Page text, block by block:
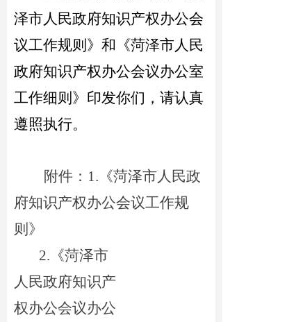
泽市人民政府知识产权办公会
议工作规则》和《菏泽市人民
政府知识产权办公会议办公室
工作细则》 印发你们，请认真
遵照执行。
附件：1. 《菏泽市人民政
府知识产权办公会议工作规
则 》
《菏泽市
人民政府知识产
权办公会议办公